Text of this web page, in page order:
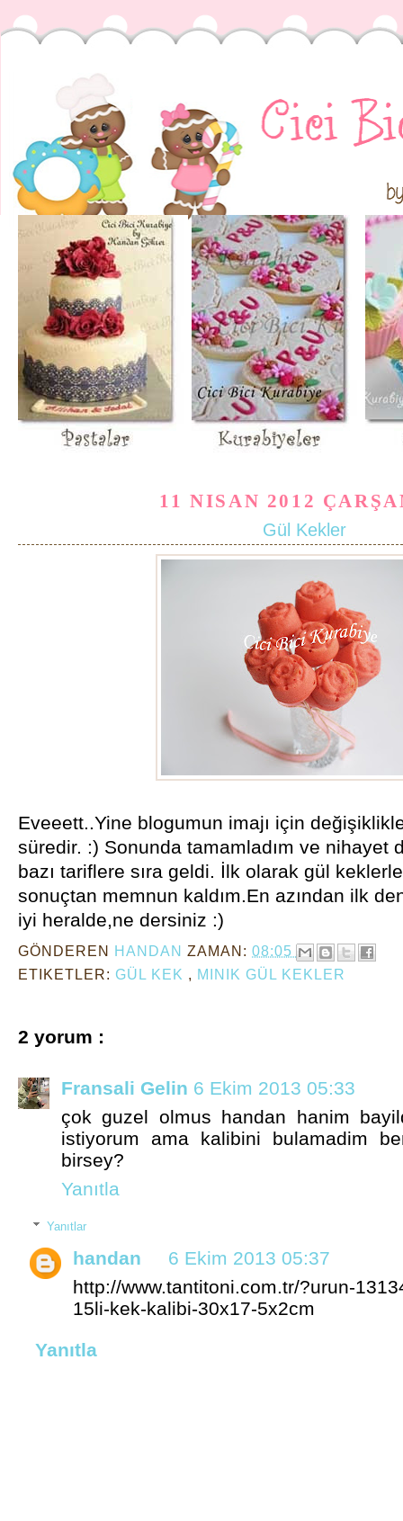
11 NISAN 2012
Gül Kekler
Eveeett..Yine blogumun imajı için
süredir. :) Sonunda tamamladım ve nihayet
bazı tariflere sıra geldi. İlk olarak gül
sonuçtan memnun kaldım.En azından ilk
iyi heralde,ne dersiniz :)
GÖNDEREN HANDAN ZAMAN: 08:05
ETIKETLER: GÜL KEK , MINIK GÜL KEKLER
2 yorum :
Fransali Gelin 6 Ekim 2013 05:33
çok guzel olmus handan hanim
istiyorum ama kalibini bulamadim
birsey?
Yanıtla
Yanıtlar
handan
6 Ekim 2013 05:37
http://www.tantitoni.com.tr/?urun-
15li-kek-kalibi-30x17-5x2cm
Yanıtla